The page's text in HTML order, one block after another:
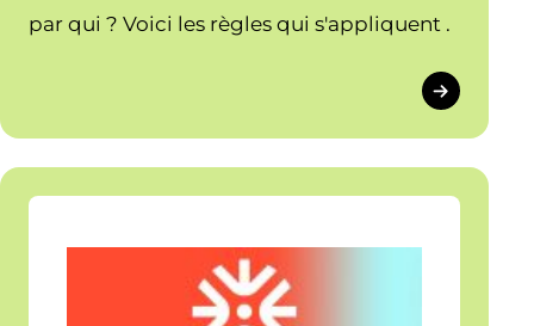
par qui ? Voici les règles qui s'appliquent .